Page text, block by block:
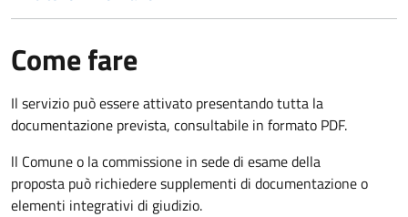
Come fare
Il servizio può essere attivato presentando tutta la
documentazione prevista, consultabile in formato PDF.
ll Comune o la commissione in sede di esame della
proposta può richiedere supplementi di documentazione o
elementi integrativi di giudizio.